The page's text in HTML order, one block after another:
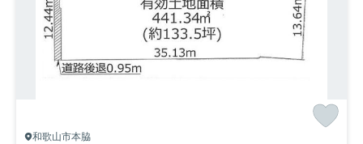
和歌山市本脇